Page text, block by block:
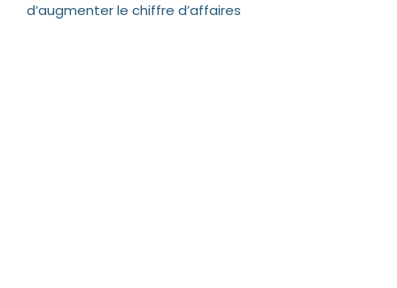
d’augmenter le chiffre d’affaires